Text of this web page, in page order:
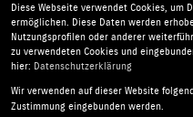
Suzuki Moll |Ulmer
Diese Webseite verwendet Cookies, um
ermöglichen. Diese Daten werden
Nutzungsprofilen oder anderer
zu verwendeten Cookies und
hier: Datenschutzerklärung
Wir verwenden auf dieser Website
Zustimmung eingebunden werden.